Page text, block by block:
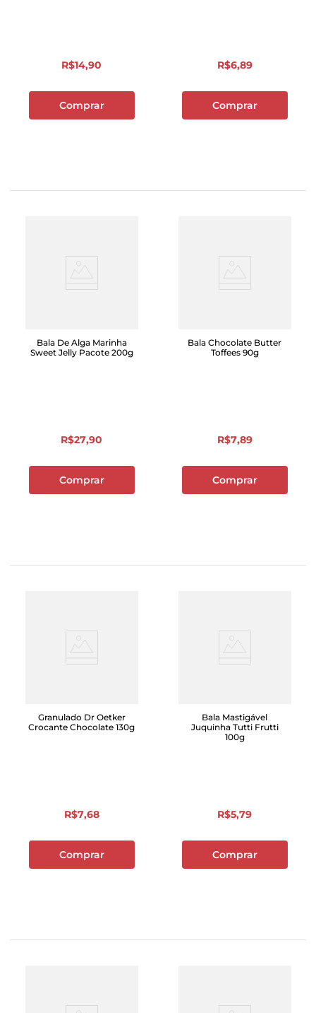
R$14,90
Comprar
R$6,89
Comprar
Bala De Alga Marinha
Sweet Jelly Pacote 200g
R$27,90
Comprar
Bala Chocolate Butter
Toffees 90g
R$7,89
Comprar
Granulado Dr Oetker
Crocante Chocolate 130g
R$7,68
Comprar
Bala Mastigável
Juquinha Tutti Frutti
100g
R$5,79
Comprar